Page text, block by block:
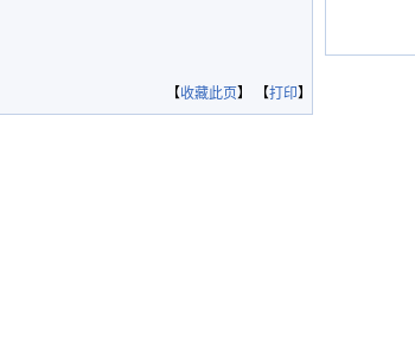
【收藏此页】 【打印】